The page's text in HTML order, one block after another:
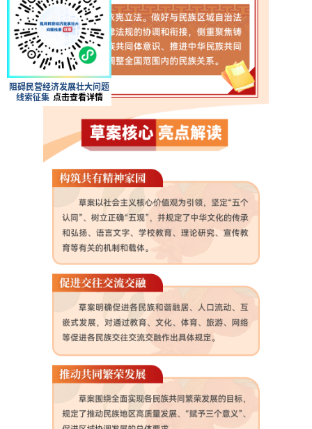
阻碍民营经济发展壮大问题
线索征集 点击查看详情